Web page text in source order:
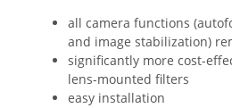
all camera functions
and image stabilization)
significantly more cost-
lens-mounted filters
easy installation